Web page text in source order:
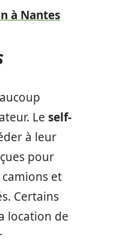
à Nantes
Le self-
à leur
pour
et
Certains
location de